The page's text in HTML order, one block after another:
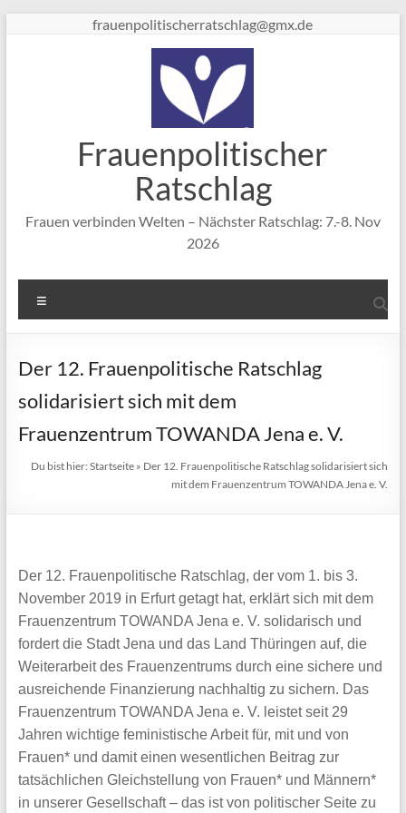
frauenpolitischerratschlag@gmx.de
Frauenpolitischer
Ratschlag
Frauen verbinden Welten – Nächster Ratschlag: 7.-8. Nov
2026
Der 12. Frauenpolitische Ratschlag
solidarisiert sich mit dem
Frauenzentrum TOWANDA Jena e. V.
Du bist hier:Startseite » Der 12. Frauenpolitische Ratschlag solidarisiert sich
mit dem Frauenzentrum TOWANDA Jena e. V.
Der 12. Frauenpolitische Ratschlag, der vom 1. bis 3.
November 2019 in Erfurt getagt hat, erklärt sich mit dem
Frauenzentrum TOWANDA Jena e. V. solidarisch und
fordert die Stadt Jena und das Land Thüringen auf, die
Weiterarbeit des Frauenzentrums durch eine sichere und
ausreichende Finanzierung nachhaltig zu sichern. Das
Frauenzentrum TOWANDA Jena e. V. leistet seit 29
Jahren wichtige feministische Arbeit für, mit und von
Frauen* und damit einen wesentlichen Beitrag zur
tatsächlichen Gleichstellung von Frauen* und Männern*
in unserer Gesellschaft – das ist von politischer Seite zu